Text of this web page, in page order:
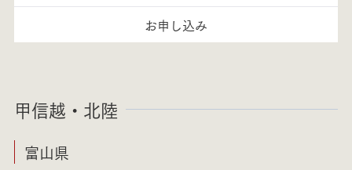
お申し込み
甲信越・北陸
富山県